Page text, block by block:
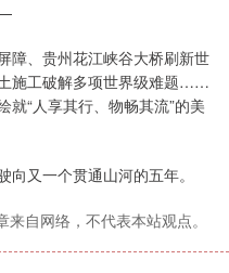
、贵州花江峡谷大桥刷新世
施工破解多项世界级难题……
“人享其行、物畅其流”的美
又一个贯通山河的五年。
自网络，不代表本站观点。